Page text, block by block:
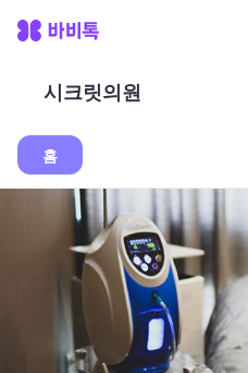
시크릿의원
홈